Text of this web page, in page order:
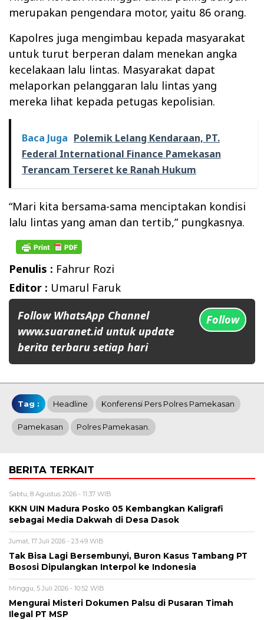
merupakan pengendara motor, yaitu 86 orang.
Kapolres juga mengimbau kepada masyarakat
untuk turut berperan dalam menekan angka
kecelakaan lalu lintas. Masyarakat dapat
melaporkan pelanggaran lalu lintas yang
mereka lihat kepada petugas kepolisian.
Baca Juga Polemik Lelang Kendaraan, PT.
Federal International Finance Pamekasan
Terancam Terseret ke Ranah Hukum
“Mari kita bersama-sama menciptakan kondisi
lalu lintas yang aman dan tertib,” pungkasnya.
Penulis : Fahrur Rozi
Editor : Umarul Faruk
Follow WhatsApp Channel
www.suaranet.id untuk update
berita terbaru setiap hari
Follow
Tag : Headline Konferensi Pers Polres Pamekasan
Pamekasan Polres Pamekasan.
BERITA TERKAIT
Sabtu, 8 Agustus 2026 - 11:37 WIB
KKN UIN Madura Posko 05 Kembangkan Kaligrafi
sebagai Media Dakwah di Desa Dasok
Jumat, 17 Juli 2026 - 23:49 WIB
Tak Bisa Lagi Bersembunyi, Buron Kasus Tambang PT
Bososi Dipulangkan Interpol ke Indonesia
Minggu, 5 Juli 2026 - 10:52 WIB
Mengurai Misteri Dokumen Palsu di Pusaran Timah
Ilegal PT MSP